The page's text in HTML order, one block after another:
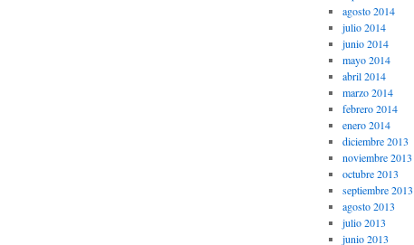
agosto 2014
julio 2014
junio 2014
mayo 2014
abril 2014
marzo 2014
febrero 2014
enero 2014
diciembre 2013
noviembre 2013
octubre 2013
septiembre 2013
agosto 2013
julio 2013
junio 2013